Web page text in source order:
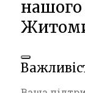
нашого